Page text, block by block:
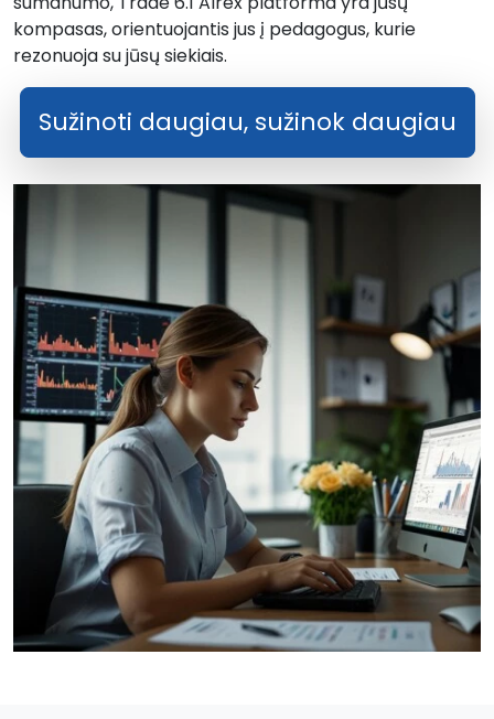
kompasas, orientuojantis jus į pedagogus, kurie
rezonuoja su jūsų siekiais.
Sužinoti daugiau, sužinok daugiau